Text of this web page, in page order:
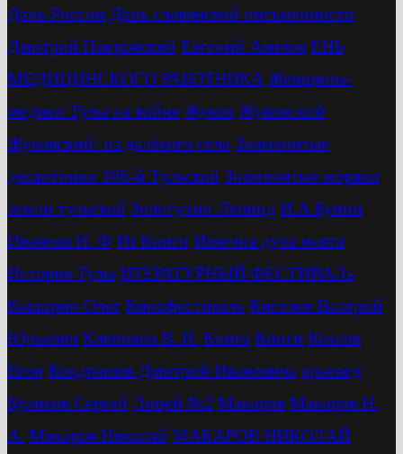
День России День славянской письменности
Дмитрий Покровский Евгений Авилов ЕНЬ
МЕДИЦИНСКОГО РАБОТНИКА Женщины-
медики Тулы на войне Жуков Жуковский
Жуковский: из далёкого села Знаменитые
десантники 106-й Тульской Знаменитые моряки
земли тульской Золотухин Леонид И.А.Бунин
Иванова Н. Ф Из Книги Извечна духа маята
История Тулы ИТЕРАТУРНЫЙ ФЕСТИВАЛь
Каширин Олег Кинофестиваль Киселев Валерий
Юрьевич Клепиков В. И. Книга Книги Козлов
Егор Кондрашов Дмитрий Ивановича краевед
Куликов Сергей Лицей №2 Макаров Макаров Н.
А. Макаров Николай МАКАРОВ НИКОЛАЙ